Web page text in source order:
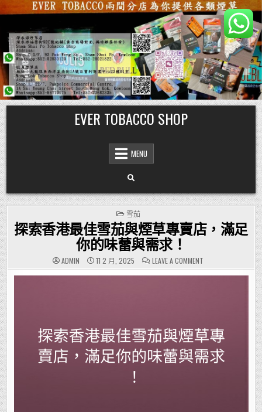
Skip
to
content
EVER TOBACCO SHOP
MENU
POSTED
IN
雪茄
探索香港最佳雪茄與煙草專賣店，滿足
你的味蕾與需求！
ADMIN 11 2 月, 2025 LEAVE A COMMENT
探
索
煙
草
賣
店，
滿